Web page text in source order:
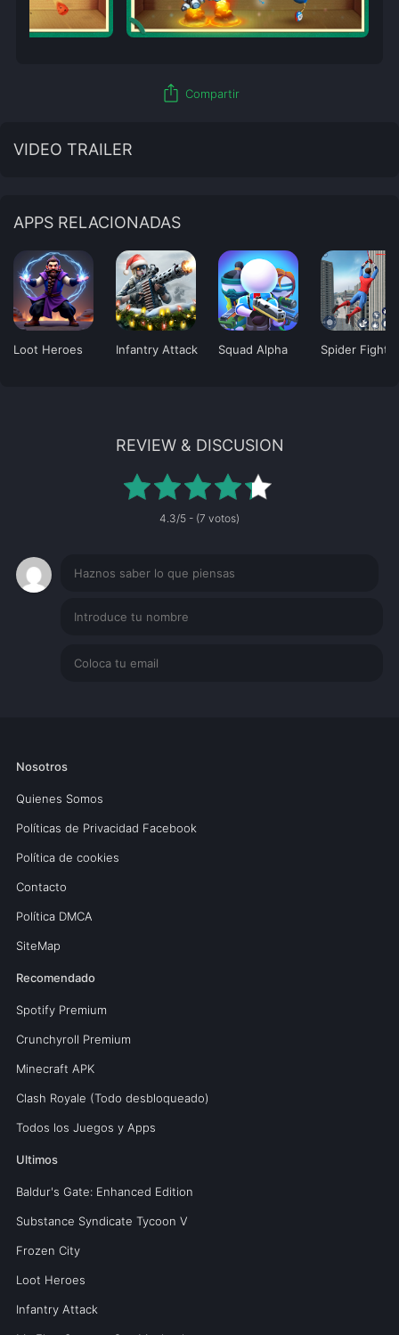
ios_share Compartir
VIDEO TRAILER
APPS RELACIONADAS
Loot Heroes Infantry Attack Squad Alpha Spider
REVIEW & DISCUSION
4.3/5 - (7 votos)
Nosotros
Quienes Somos
Políticas de Privacidad Facebook
Política de cookies
Contacto
Política DMCA
SiteMap
Recomendado
Spotify Premium
Crunchyroll Premium
Minecraft APK
Clash Royale (Todo desbloqueado)
Todos los Juegos y Apps
Ultimos
Baldur's Gate: Enhanced Edition
Substance Syndicate Tycoon V
Frozen City
Loot Heroes
Infantry Attack